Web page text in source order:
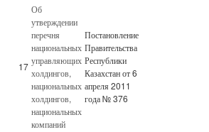
17
Об
утверждении
перечня
национальных
управляющих
холдингов,
национальных
холдингов,
национальных
компаний
Постановление
Правительства
Республики
Казахстан от 6
апреля 2011
года № 376